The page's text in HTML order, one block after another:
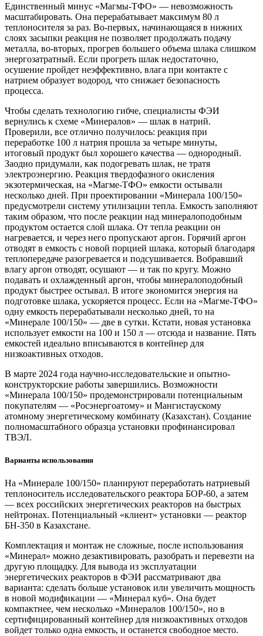
Единственный минус «Магмы-ТФО» — ​невозможность
масштабировать. Она перерабатывает максимум 80 л
теплоносителя за раз. Во-первых, начинающаяся в нижних
слоях засыпки реакция не позволяет продолжать подачу
металла, во‑вторых, прогрев большего объема шлака слишком
энергозатратный. Если прогреть шлак недостаточно,
осушение пройдет неэффективно, влага при контакте с
натрием образует водород, что снижает безопасность
процесса.
Чтобы сделать технологию гибче, специалисты ФЭИ
вернулись к схеме «Минералов» — ​шлак в натрий.
Проверили, все отлично получилось: реакция при
переработке 100 л натрия прошла за четыре минуты,
итоговый продукт был хорошего качества — ​однородный.
Заодно придумали, как подогревать шлак, не тратя
электроэнергию. Реакция твердофазного окисления
экзотермическая, на «Магме-ТФО» емкости остывали
несколько дней. При проектировании «Минерала 100/150»
предусмотрели систему утилизации тепла. Емкость заполняют
таким образом, что после реакции над минералоподобным
продуктом остается слой шлака. От тепла реакции он
нагревается, и через него пропускают аргон. Горячий аргон
отводят в емкость с новой порцией шлака, который благодаря
теплопередаче разогревается и подсушивается. Вобравший
влагу аргон отводят, осушают — ​и так по кругу. Можно
подавать и охлажденный аргон, чтобы минералоподобный
продукт быстрее остывал. В итоге экономится энергия на
подготовке шлака, ускоряется процесс. Если на «Магме-ТФО»
одну емкость перерабатывали несколько дней, то на
«Минерале 100/150» — ​две в сутки. Кстати, новая установка
использует емкости на 100 и 150 л — ​отсюда и название. Пять
емкостей идеально вписываются в контейнер для
низкоактивных отходов.
В марте 2024 года научно-исследовательские и опытно-
конструкторские работы завершились. Возможности
«Минерала 100/150» продемонстрировали потенциальным
покупателям — ​«Росэнергоатому» и Мангистаускому
атомному энергетическому комбинату (Казахстан). Создание
полномасштабного образца установки профинансировал
ТВЭЛ.
Варианты использования
На «Минерале 100/150» планируют переработать натриевый
теплоноситель исследовательского реактора БОР‑60, а затем
— ​всех российских энергетических реакторов на быстрых
нейтронах. Потенциальный «клиент» установки — ​реактор
БН‑350 в Казахстане.
Комплектация и монтаж не сложные, после использования
«Минерал» можно дезактивировать, разобрать и перевезти на
другую площадку. Для вывода из эксплуатации
энергетических реакторов в ФЭИ рассматривают два
варианта: сделать больше установок или увеличить мощность
в новой модификации — ​«Минерал куб». Она будет
компактнее, чем несколько «Минералов 100/150», но в
сертифицированный контейнер для низкоактивных отходов
войдет только одна емкость, и останется свободное место.